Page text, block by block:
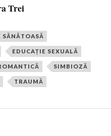
Trei
EDUCAȚIE SEXUALĂ
SIMBIOZĂ
TRAUMĂ